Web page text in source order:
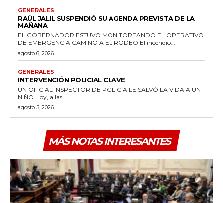
GENERALES
RAÚL JALIL SUSPENDIÓ SU AGENDA PREVISTA DE LA
MAÑANA
EL GOBERNADOR ESTUVO MONITOREANDO EL OPERATIVO
DE EMERGENCIA CAMINO A EL RODEO El incendio...
agosto 6, 2026
GENERALES
INTERVENCIÓN POLICIAL CLAVE
UN OFICIAL INSPECTOR DE POLICÍA LE SALVÓ LA VIDA A UN
NIÑO Hoy, a las...
agosto 5, 2026
MÁS NOTAS INTERESANTES